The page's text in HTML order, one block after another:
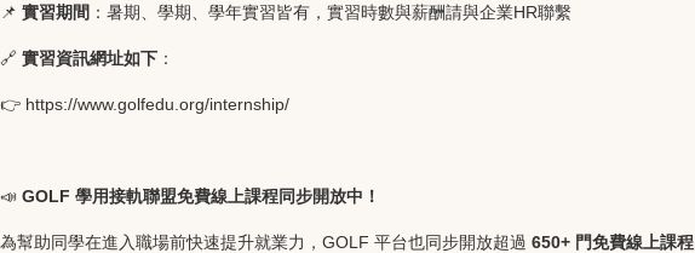
📌 實習期間 ：暑期、學期、學年實習皆有，實習時數與薪酬請與企業HR聯繫
🔗 實習資訊網址如下 ：
👉 https://www.golfedu.org/internship/
📣 GOLF 學用接軌聯盟免費線上課程同步開放中！
為幫助同學在進入職場前快速提升就業力，GOLF 平台也同步開放超過 650+ 門免費線上課程